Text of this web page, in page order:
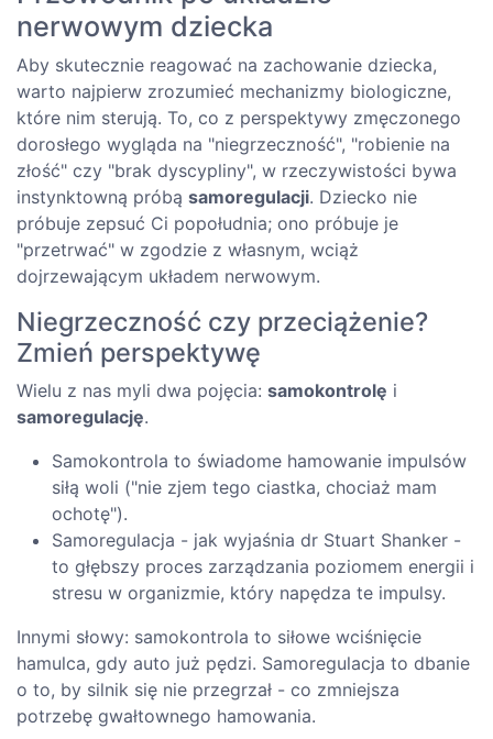
nerwowym dziecka
Aby skutecznie reagować na zachowanie dziecka,
warto najpierw zrozumieć mechanizmy biologiczne,
które nim sterują. To, co z perspektywy zmęczonego
dorosłego wygląda na "niegrzeczność", "robienie na
złość" czy "brak dyscypliny", w rzeczywistości bywa
instynktowną próbą samoregulacji. Dziecko nie
próbuje zepsuć Ci popołudnia; ono próbuje je
"przetrwać" w zgodzie z własnym, wciąż
dojrzewającym układem nerwowym.
Niegrzeczność czy przeciążenie?
Zmień perspektywę
Wielu z nas myli dwa pojęcia: samokontrolę i
samoregulację.
Samokontrola to świadome hamowanie impulsów
siłą woli ("nie zjem tego ciastka, chociaż mam
ochotę").
Samoregulacja - jak wyjaśnia dr Stuart Shanker -
to głębszy proces zarządzania poziomem energii i
stresu w organizmie, który napędza te impulsy.
Innymi słowy: samokontrola to siłowe wciśnięcie
hamulca, gdy auto już pędzi. Samoregulacja to dbanie
o to, by silnik się nie przegrzał - co zmniejsza
potrzebę gwałtownego hamowania.